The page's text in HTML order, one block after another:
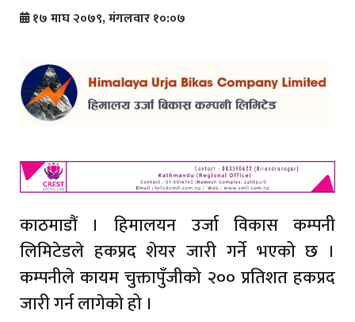
१७ माघ २०७९, मंगलवार १०:०७
काठमाडौं । हिमालयन उर्जा विकास कम्पनी
लिमिटेडले हकप्रद शेयर जारी गर्ने भएको छ ।
कम्पनीले कायम चुक्तापुँजीको २०० प्रतिशत हकप्रद
जारी गर्न लागेको हो ।